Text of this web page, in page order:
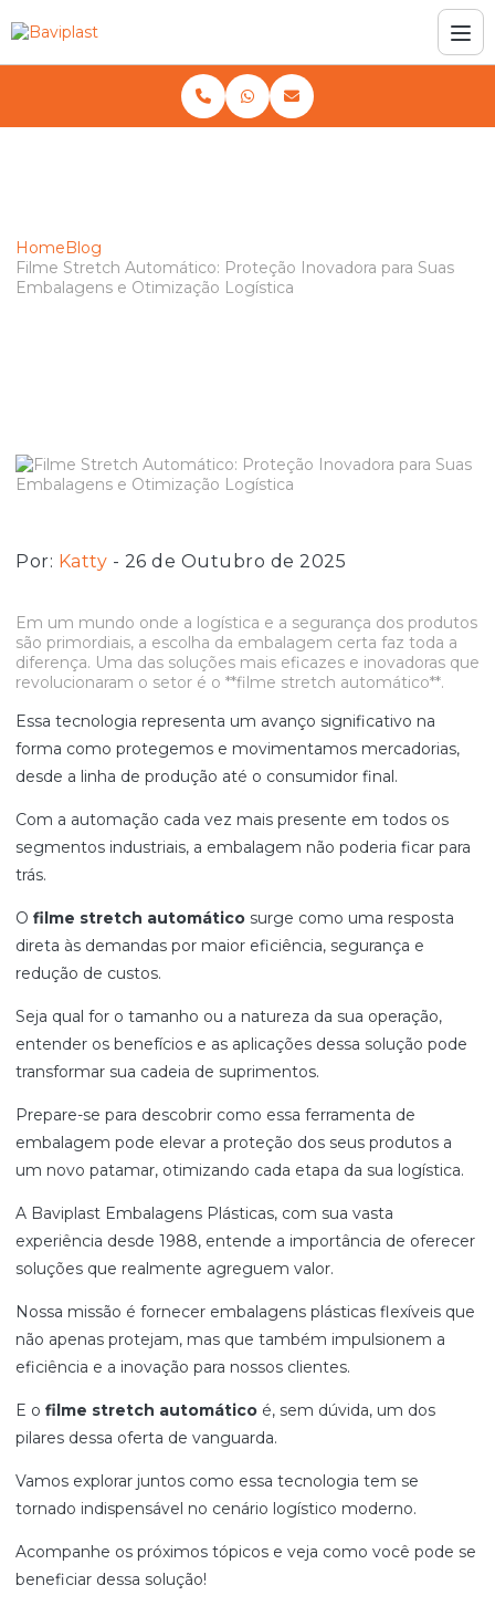
HomeBlog
Filme Stretch Automático: Proteção Inovadora para Suas
Embalagens e Otimização Logística
Por: Katty - 26 de Outubro de 2025
Em um mundo onde a logística e a segurança dos produtos
são primordiais, a escolha da embalagem certa faz toda a
diferença. Uma das soluções mais eficazes e inovadoras que
revolucionaram o setor é o **filme stretch automático**.
Essa tecnologia representa um avanço significativo na
forma como protegemos e movimentamos mercadorias,
desde a linha de produção até o consumidor final.
Com a automação cada vez mais presente em todos os
segmentos industriais, a embalagem não poderia ficar para
trás.
O filme stretch automático surge como uma resposta
direta às demandas por maior eficiência, segurança e
redução de custos.
Seja qual for o tamanho ou a natureza da sua operação,
entender os benefícios e as aplicações dessa solução pode
transformar sua cadeia de suprimentos.
Prepare-se para descobrir como essa ferramenta de
embalagem pode elevar a proteção dos seus produtos a
um novo patamar, otimizando cada etapa da sua logística.
A Baviplast Embalagens Plásticas, com sua vasta
experiência desde 1988, entende a importância de oferecer
soluções que realmente agreguem valor.
Nossa missão é fornecer embalagens plásticas flexíveis que
não apenas protejam, mas que também impulsionem a
eficiência e a inovação para nossos clientes.
E o filme stretch automático é, sem dúvida, um dos
pilares dessa oferta de vanguarda.
Vamos explorar juntos como essa tecnologia tem se
tornado indispensável no cenário logístico moderno.
Acompanhe os próximos tópicos e veja como você pode se
beneficiar dessa solução!